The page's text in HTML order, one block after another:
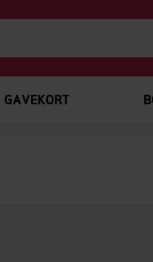
GAVEKORT